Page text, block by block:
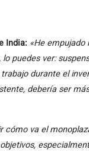
India: «He
lo puedes ver:
durante el
debería ser
cómo va el